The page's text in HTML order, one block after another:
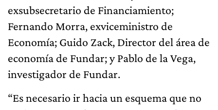
exsubsecretario de Financiamiento;
Fernando Morra, exviceministro de
Economía; Guido Zack, Director del área de
economía de Fundar; y Pablo de la Vega,
investigador de Fundar.
“Es necesario ir hacia un esquema que no